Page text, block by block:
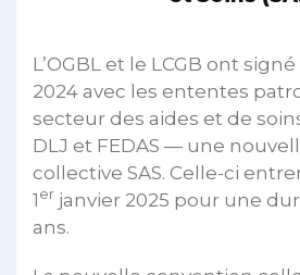
L’OGBL et le LCGB ont
2024 avec les ententes
secteur des aides et de
DLJ et FEDAS — une
collective SAS. Celle-ci
1 er janvier 2025 pour une
ans.